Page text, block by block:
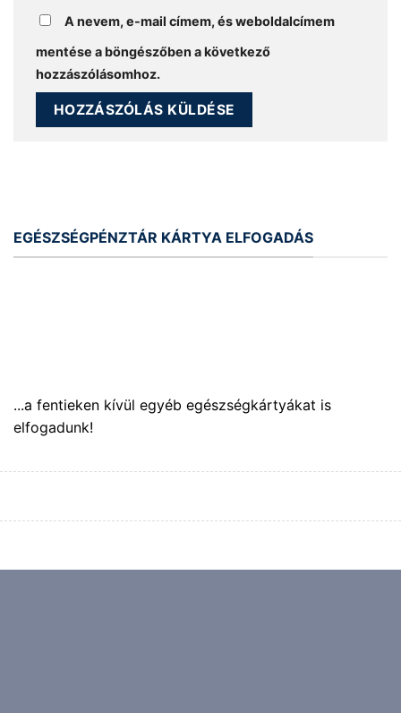
A nevem, e-mail címem, és weboldalcímem
mentése a böngészőben a következő
hozzászólásomhoz.
EGÉSZSÉGPÉNZTÁR KÁRTYA ELFOGADÁS
...a fentieken kívül egyéb egészségkártyákat is
elfogadunk!